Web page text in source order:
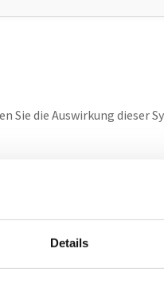
Details
Sie die Auswirkung dieser